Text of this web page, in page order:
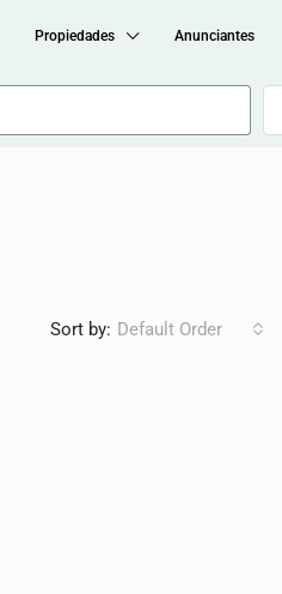
Propiedades Anunciantes
Sort by: Default Order